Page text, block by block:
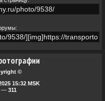
©
15:32 MSK
— 311